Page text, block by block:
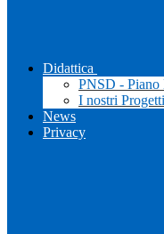
Didattica
PNSD - Piano
I nostri Progetti
News
Privacy